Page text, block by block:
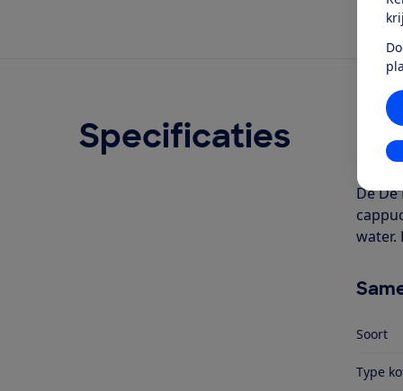
Specificaties
De
water.
Soort
Type